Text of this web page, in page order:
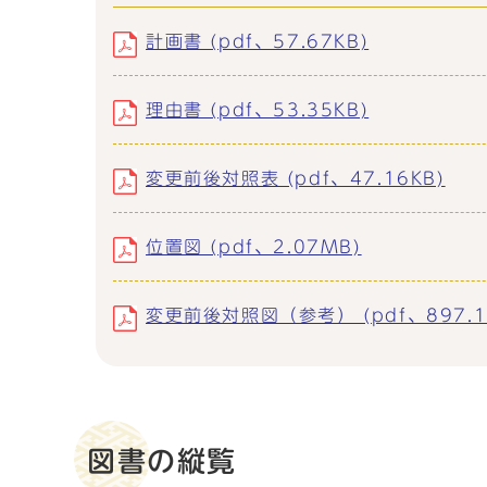
計画書 (pdf、57.67KB)
理由書 (pdf、53.35KB)
変更前後対照表 (pdf、47.16KB)
位置図 (pdf、2.07MB)
変更前後対照図（参考） (pdf、
図書の縦覧